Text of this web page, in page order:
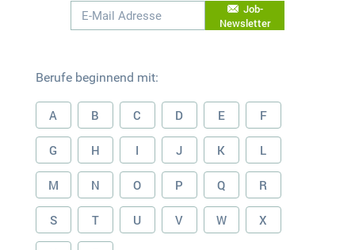
Job-
Newsletter
Berufe beginnend mit:
A B C D E F
G H I J K L
M N O P Q R
S T U V W X